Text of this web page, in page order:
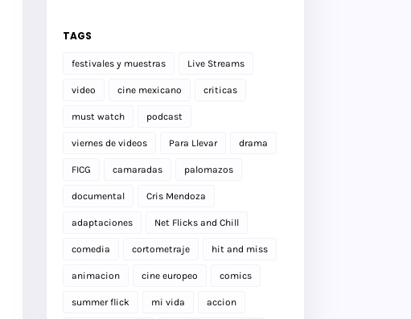
TAGS
festivales y muestras Live Streams
video cine mexicano criticas
must watch podcast
viernes de videos Para Llevar drama
FICG camaradas palomazos
documental Cris Mendoza
adaptaciones Net Flicks and Chill
comedia cortometraje hit and miss
animacion cine europeo comics
summer flick mi vida accion